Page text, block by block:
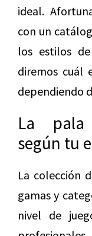
ideal.
con un
los estilos
diremos cuál
dependiendo
La pala
según tu
La colección
gamas y
nivel de